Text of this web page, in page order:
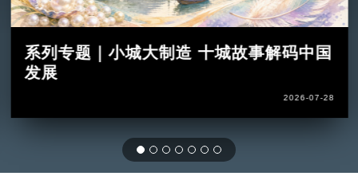
系列专题｜小城大制造 十城故事解码中国
发展
2026-07-28